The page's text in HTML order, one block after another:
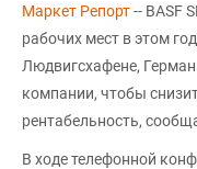
Маркет Репорт-- BASF
рабочих мест в этом
Людвигсхафене,
компании, чтобы
рентабельность,
В ходе телефонной